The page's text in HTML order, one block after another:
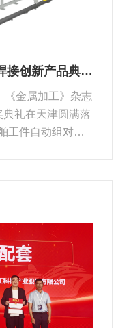
华工赛百斩获“2025年度焊接创新产品典型应用案例奖”
《金属加工》杂志
典礼在天津圆满落
工件自动组对点